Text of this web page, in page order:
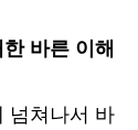
바른 이해
넘쳐나서 바